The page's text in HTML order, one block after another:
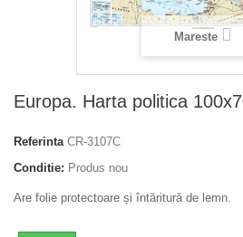
Mareste
Europa. Harta politica
Referinta CR-3107C
Conditie: Produs nou
Are folie protectoare și întăritură de lemn.